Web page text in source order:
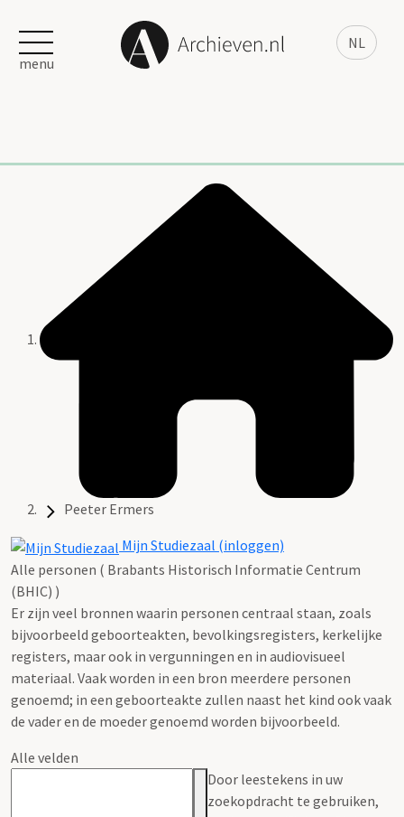
NL
menu
Peeter Ermers
Mijn Studiezaal (inloggen)
Alle personen ( Brabants Historisch Informatie Centrum
(BHIC) )
Er zijn veel bronnen waarin personen centraal staan, zoals
bijvoorbeeld geboorteakten, bevolkingsregisters, kerkelijke
registers, maar ook in vergunningen en in audiovisueel
materiaal. Vaak worden in een bron meerdere personen
genoemd; in een geboorteakte zullen naast het kind ook vaak
de vader en de moeder genoemd worden bijvoorbeeld.
Alle velden
Door leestekens in uw
zoekopdracht te gebruiken,